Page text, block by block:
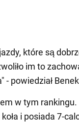
które są
im to
powiedział
w tym
i posiada 7-